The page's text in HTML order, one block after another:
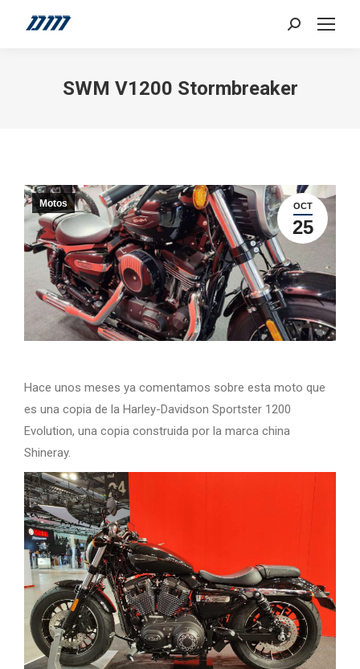
Search:
SWM V1200 Stormbreaker
OCT
25
Motos
Hace unos meses ya comentamos sobre esta moto que
es una copia de la Harley-Davidson Sportster 1200
Evolution, una copia construida por la marca china
Shineray.